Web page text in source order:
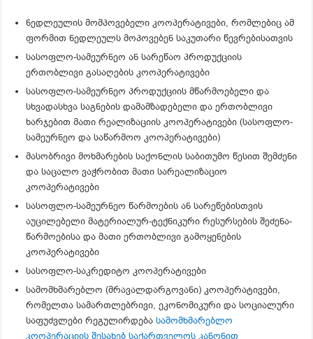
ნედლეულის მომპოვებელი კოოპერატივები, რომლებიც ამ
ფორმით ნედლეულს მოპოვებენ საკუთარი წევრებისათვის
სასოფლო-სამეურნეო ან სარეწაო პროდუქციის
ერთობლივი გასაღების კოოპერატივები
სასოფლო-სამეურნეო პროდუქციის მწარმოებელი და
სხვადასხვა საგნების დამამზადებელი და ერთობლივი
ხარჯებით მათი რეალიზაციის კოოპერატივები (სასოფლო-
სამეურნეო და საწარმოო კოოპერატივები)
მასობრივი მოხმარების საქონლის საბითუმო წესით შემძენი
და საცალო ვაჭრობით მათი სარეალიზაციო
კოოპერატივები
სასოფლო-სამეურნეო წარმოების ან სარეწებისთვის
აუცილებელი მატერიალურ-ტექნიკური რესურსების შეძენა-
წარმოებისა და მათი ერთობლივი გამოყენების
კოოპერატივები
სასოფლო-საკრედიტო კოოპერატივები
სამომხმარებლო (მრავალდარგოვანი) კოოპერატივები,
რომელთა სამართლებრივი, ეკონომიკური და სოციალური
საფუძვლები რეგულირდებასამომხმარებლო
კოოპერაციის შესახებ საქართველოს კანონით